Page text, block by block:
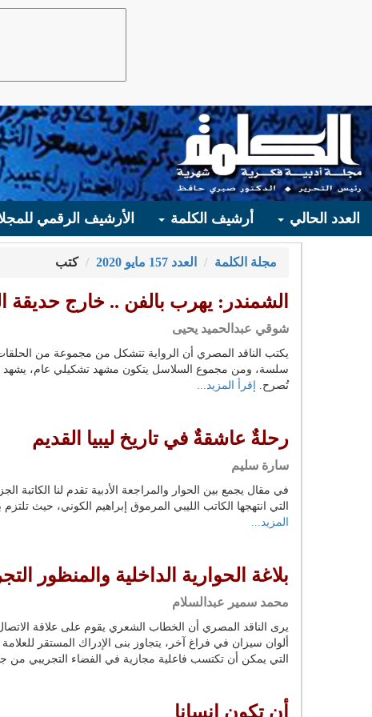
العدد الحالي أرشيف الكلمة الأرشيف الرقمي
مجلة الكلمة العدد 157 مايو 2020 كتب
الشمندر: يهرب بالفن .. خارج حديقة
شوقي عبدالحميد يحيى
يكتب الناقد المصري أن الرواية تتشكل من مجموعة من
سلسة، ومن مجموع السلاسل يتكون مشهد تشكيلي عام، يشهد
تُصرح.
إقرأ المزيد...
رحلةٌ عاشقةٌ في تاريخ ليبيا القديم
سارة سليم
في مقال يجمع بين الحوار والمراجعة الأدبية تقدم لنا الكاتبة
التي انتهجها الكاتب الليبي المرموق إبراهيم الكوني، حيث تلتزم
المزيد...
بلاغة الحوارية الداخلية والمنظور
محمد سمير عبدالسلام
يرى الناقد المصري أن الخطاب الشعري يقوم على علاقة
ألوان سيزان في فراغ آخر، يتجاوز بنى الإدراك المستقر
التي يمكن أن تكتسب فاعلية مجازية في الفضاء التجريبي من
أن تكون إنسانا